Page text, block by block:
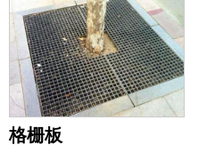
格栅板